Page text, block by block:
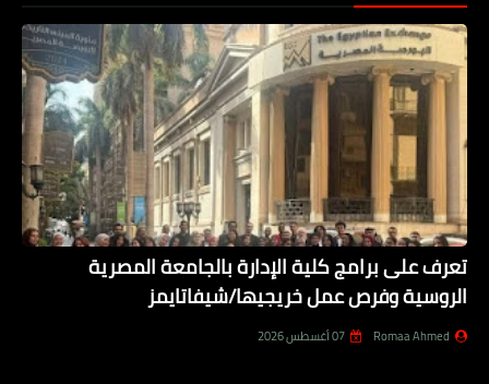
تعرف على برامج كلية الإدارة بالجامعة المصرية
الروسية وفرص عمل خريجيها/شيفاتايمز
Romaa Ahmed 07 أغسطس 2026